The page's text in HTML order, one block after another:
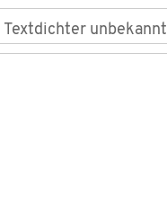
Textdichter unbekannt